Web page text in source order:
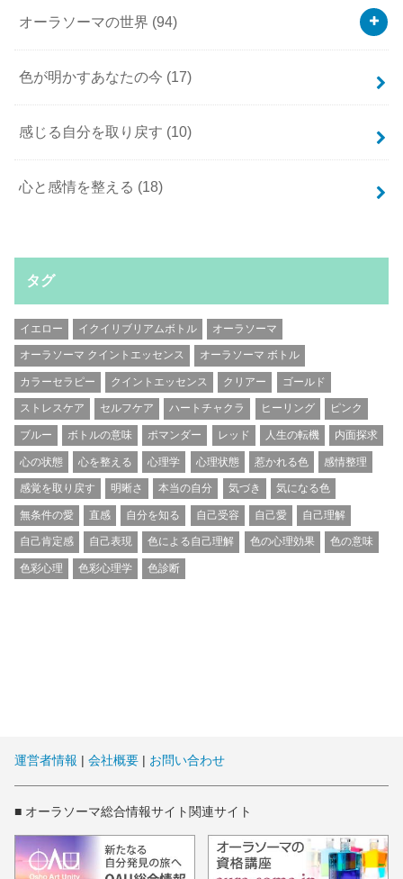
オーラソーマの世界 (94)
色が明かすあなたの今 (17)
感じる自分を取り戻す (10)
心と感情を整える (18)
タグ
イエロー イクイリブリアムボトル オーラソーマ
オーラソーマ クイントエッセンス オーラソーマ ボトル
カラーセラピー クイントエッセンス クリアー ゴールド
ストレスケア セルフケア ハートチャクラ ヒーリング ピンク
ブルー ボトルの意味 ポマンダー レッド 人生の転機 内面探求
心の状態 心を整える 心理学 心理状態 惹かれる色 感情整理
感覚を取り戻す 明晰さ 本当の自分 気づき 気になる色
無条件の愛 直感 自分を知る 自己受容 自己愛 自己理解
自己肯定感 自己表現 色による自己理解 色の心理効果 色の意味
色彩心理 色彩心理学 色診断
運営者情報 | 会社概要 | お問い合わせ
■ オーラソーマ総合情報サイト関連サイト